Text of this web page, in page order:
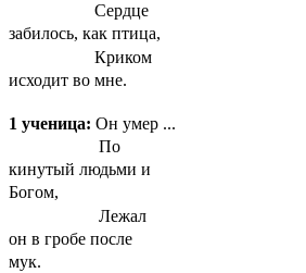
Сердце
забилось, как птица,
Криком
исходит во мне.
1 ученица: Он умер ...
По
кинутый людьми и
Богом,
Лежал
он в гробе после
мук.